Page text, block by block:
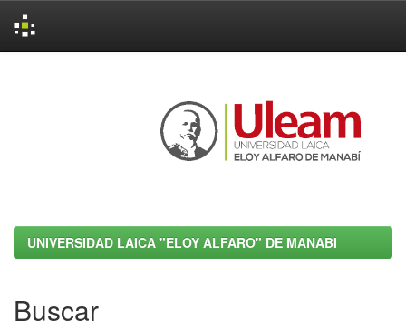
UNIVERSIDAD LAICA "ELOY ALFARO" DE MANABI
Buscar